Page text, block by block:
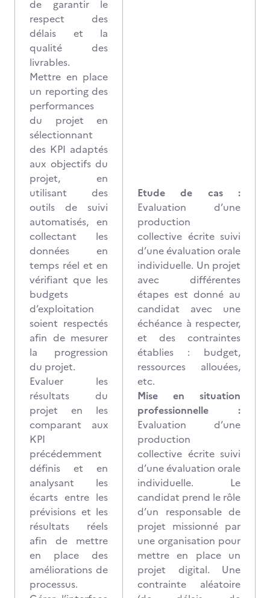
de garantir le
respect des
délais et la
qualité des
livrables.
Mettre en place
un reporting des
performances
du projet en
sélectionnant
des KPI adaptés
aux objectifs du
projet, en
utilisant des
outils de suivi
automatisés, en
collectant les
données en
temps réel et en
vérifiant que les
budgets
d’exploitation
soient respectés
afin de mesurer
la progression
du projet.
Evaluer les
résultats du
projet en les
comparant aux
KPI
précédemment
définis et en
analysant les
écarts entre les
prévisions et les
résultats réels
afin de mettre
en place des
améliorations de
processus.
Etude de cas :
Evaluation d’une
production
collective écrite suivi
d’une évaluation orale
individuelle. Un projet
avec différentes
étapes est donné au
candidat avec une
échéance à respecter,
et des contraintes
établies : budget,
ressources allouées,
etc.
Mise en situation
professionnelle :
Evaluation d’une
production
collective écrite suivi
d’une évaluation orale
individuelle. Le
candidat prend le rôle
d’un responsable de
projet missionné par
une organisation pour
mettre en place un
projet digital. Une
contrainte aléatoire